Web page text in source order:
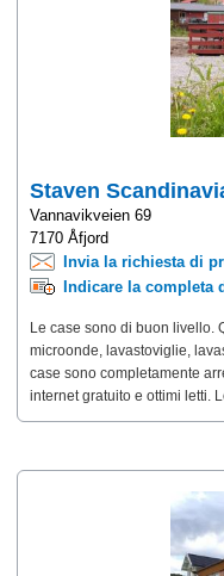
Staven
Vannavikveien 69
7170 Åfjord
Invia la richiesta di
Indicare la completa
Le case sono di buon livello.
microonde, lavastoviglie,
case sono completamente
internet gratuito e ottimi letti.